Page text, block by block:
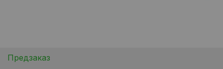
Предзаказ